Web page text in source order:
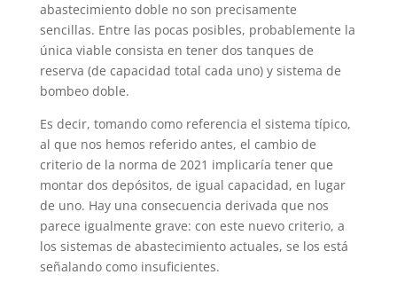
abastecimiento doble no son precisamente
sencillas. Entre las pocas posibles, probablemente la
única viable consista en tener dos tanques de
reserva (de capacidad total cada uno) y sistema de
bombeo doble.
Es decir, tomando como referencia el sistema típico,
al que nos hemos referido antes, el cambio de
criterio de la norma de 2021 implicaría tener que
montar dos depósitos, de igual capacidad, en lugar
de uno. Hay una consecuencia derivada que nos
parece igualmente grave: con este nuevo criterio, a
los sistemas de abastecimiento actuales, se los está
señalando como insuficientes.